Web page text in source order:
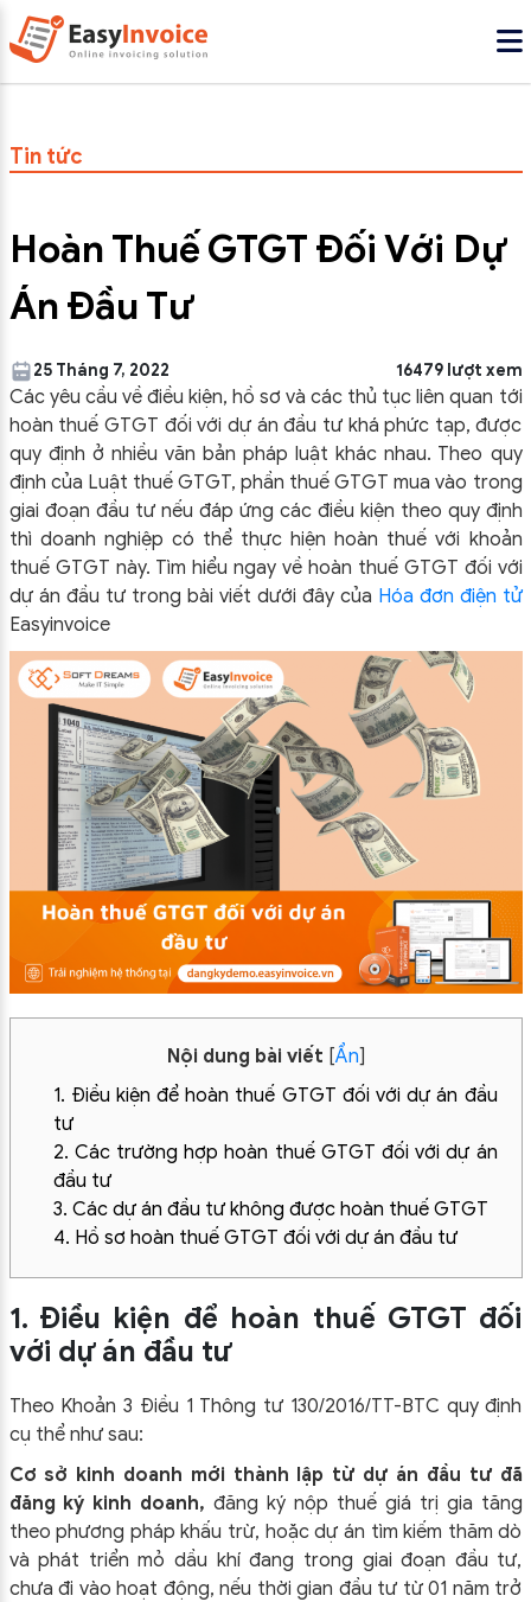
Tin tức
Hoàn Thuế GTGT Đối Với Dự
Án Đầu Tư
25 Tháng 7, 2022 16479 lượt xem
Các yêu cầu về điều kiện, hồ sơ và các thủ tục liên quan tới
hoàn thuế GTGT đối với dự án đầu tư khá phức tạp, được
quy định ở nhiều văn bản pháp luật khác nhau. Theo quy
định của Luật thuế GTGT, phần thuế GTGT mua vào trong
giai đoạn đầu tư nếu đáp ứng các điều kiện theo quy định
thì doanh nghiệp có thể thực hiện hoàn thuế với khoản
thuế GTGT này. Tìm hiểu ngay về hoàn thuế GTGT đối với
dự án đầu tư trong bài viết dưới đây của Hóa đơn điện tử
Easyinvoice
Nội dung bài viết [Ẩn]
1. Điều kiện để hoàn thuế GTGT đối với dự án đầu
tư
2. Các trường hợp hoàn thuế GTGT đối với dự án
đầu tư
3. Các dự án đầu tư không được hoàn thuế GTGT
4. Hồ sơ hoàn thuế GTGT đối với dự án đầu tư
1. Điều kiện để hoàn thuế GTGT đối
với dự án đầu tư
Theo Khoản 3 Điều 1 Thông tư 130/2016/TT-BTC quy định
cụ thể như sau:
Cơ sở kinh doanh mới thành lập từ dự án đầu tư đã
đăng ký kinh doanh, đăng ký nộp thuế giá trị gia tăng
theo phương pháp khấu trừ, hoặc dự án tìm kiếm thăm dò
và phát triển mỏ dầu khí đang trong giai đoạn đầu tư,
chưa đi vào hoạt động, nếu thời gian đầu tư từ 01 năm trở